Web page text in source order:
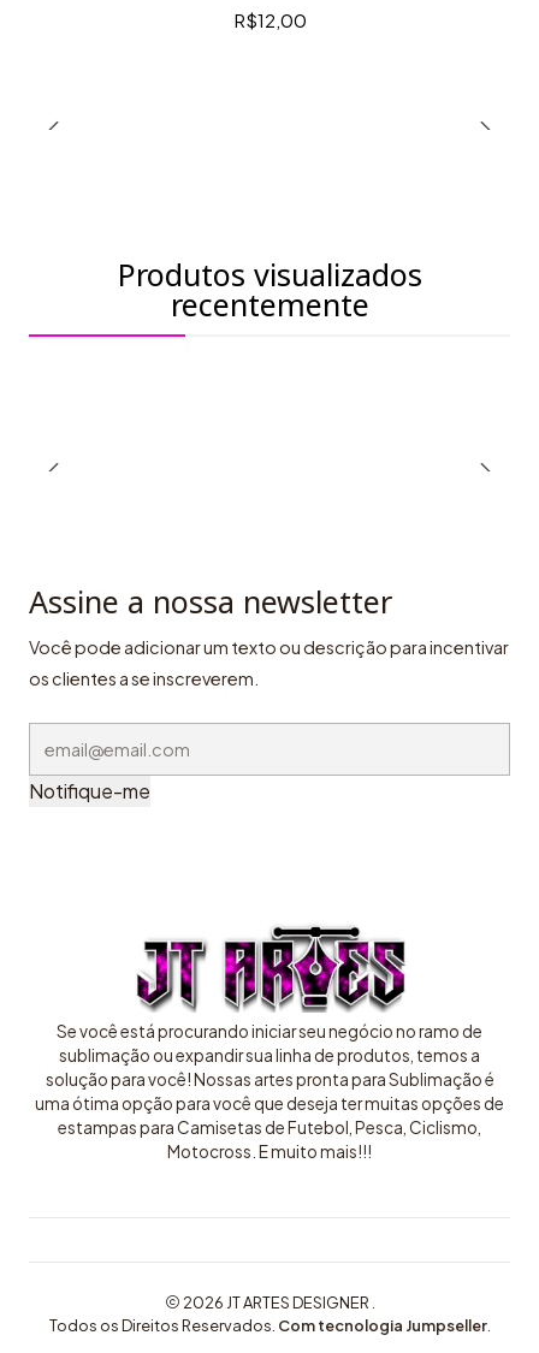
R$12,00
Produtos visualizados
recentemente
Assine a nossa newsletter
Você pode adicionar um texto ou descrição para incentivar
os clientes a se inscreverem.
Notifique-me
Se você está procurando iniciar seu negócio no ramo de
sublimação ou expandir sua linha de produtos, temos a
solução para você! Nossas artes pronta para Sublimação é
uma ótima opção para você que deseja ter muitas opções de
estampas para Camisetas de Futebol, Pesca, Ciclismo,
Motocross. E muito mais!!!
2026 JT ARTES DESIGNER .
Todos os Direitos Reservados. Com tecnologia Jumpseller.